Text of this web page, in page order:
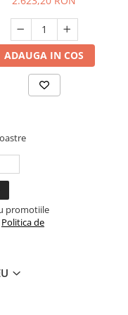
ADAUGA IN COS
promotiile
Politica de